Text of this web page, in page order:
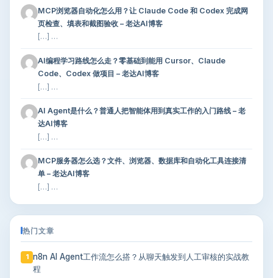
MCP浏览器自动化怎么用？让 Claude Code 和 Codex 完成网
页检查、填表和截图验收 – 老达AI博客
[…] …
AI编程学习路线怎么走？零基础到能用 Cursor、Claude
Code、Codex 做项目 – 老达AI博客
[…] …
AI Agent是什么？普通人把智能体用到真实工作的入门路线 – 老
达AI博客
[…] …
MCP服务器怎么选？文件、浏览器、数据库和自动化工具连接清
单 – 老达AI博客
[…] …
热门文章
1
n8n AI Agent工作流怎么搭？从聊天触发到人工审核的实战教
程